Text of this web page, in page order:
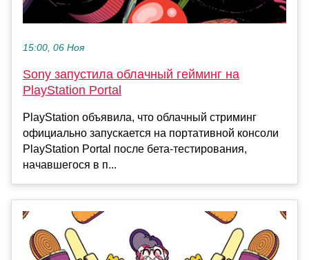
15:00, 06 Ноя
Sony запустила облачный гейминг на
PlayStation Portal
PlayStation объявила, что облачный стриминг
официально запускается на портативной консоли
PlayStation Portal после бета-тестирования,
начавшегося в п...